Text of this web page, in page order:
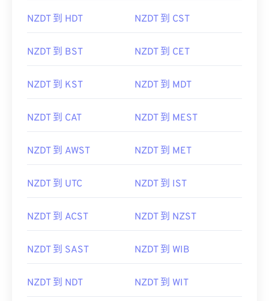
NZDT 到 HDT NZDT 到 CST
NZDT 到 BST NZDT 到 CET
NZDT 到 KST NZDT 到 MDT
NZDT 到 CAT NZDT 到 MEST
NZDT 到 AWST NZDT 到 MET
NZDT 到 UTC NZDT 到 IST
NZDT 到 ACST NZDT 到 NZST
NZDT 到 SAST NZDT 到 WIB
NZDT 到 NDT NZDT 到 WIT